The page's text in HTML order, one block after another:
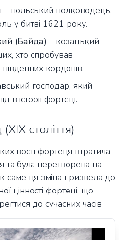
– польський полководець,
у битві 1621 року.
(Байда) – козацький
хто спробував
кордонів.
господар, який
в історії фортеці.
століття)
воєн фортеця втратила
та була перетворена на
саме ця зміна призвела до
цінності фортеці, що
до сучасних часів.